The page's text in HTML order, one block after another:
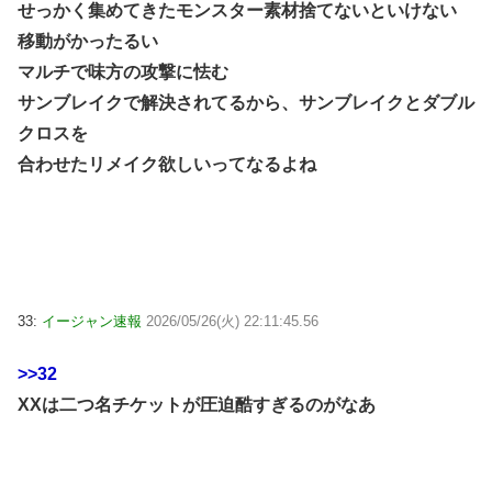
せっかく集めてきたモンスター素材捨てないといけない
移動がかったるい
マルチで味方の攻撃に怯む
サンブレイクで解決されてるから、サンブレイクとダブル
クロスを
合わせたリメイク欲しいってなるよね
33: イージャン速報 2026/05/26(火) 22:11:45.56
>>32
XXは二つ名チケットが圧迫酷すぎるのがなあ